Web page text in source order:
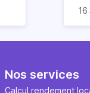
16
Nos services
Calcul rendement